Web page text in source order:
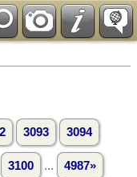
3093 3094
3100 ...
4987»